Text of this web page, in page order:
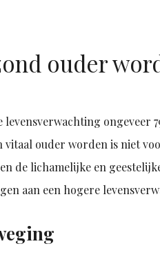
ouder
levensverwachting ongeveer
vitaal ouder worden is niet
de lichamelijke en
aan een hogere